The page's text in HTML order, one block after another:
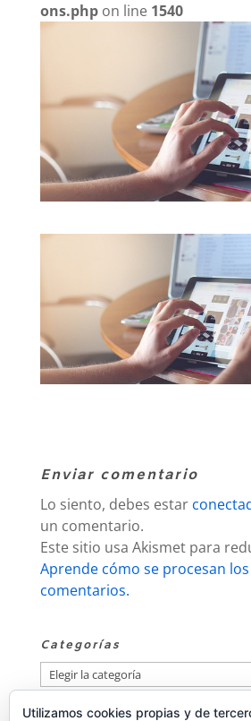
ons.phpon line 1540
Enviar comentario
Lo siento, debes estar
un comentario.
Este sitio usa Akismet para
Aprende cómo se procesan
comentarios.
Categorías
Categorías
Utilizamos cookies propias y de